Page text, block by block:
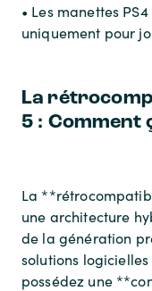
• Les manettes
uniquement pour
La
5 : Comment
La
une architecture
de la génération
solutions
possédez une